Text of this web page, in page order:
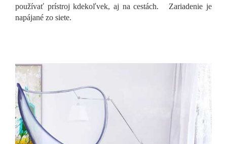
používať prístroj kdekoľvek, aj na cestách. Zariadenie je
napájané zo siete.